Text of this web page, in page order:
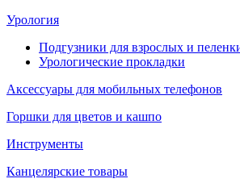
Урология
Подгузники для взрослых и
Урологические прокладки
Аксессуары для мобильных телефонов
Горшки для цветов и кашпо
Инструменты
Канцелярские товары